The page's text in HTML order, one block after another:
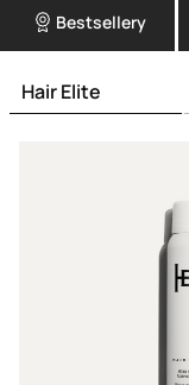
Bestsellery
Hair Elite